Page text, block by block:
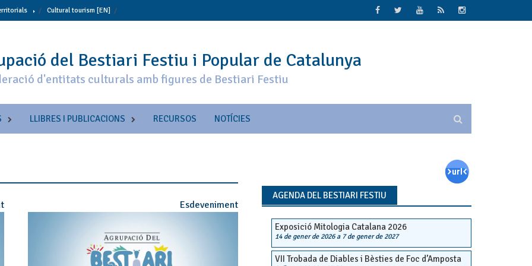
Cultural tourism [EN]
del Bestiari Festiu i Popular de Catalunya
d'entitats culturals amb figures de Bestiari Festiu
LLIBRES I PUBLICACIONS RECURSOS NOTÍCIES
Esdeveniment
AGENDA DEL BESTIARI FESTIU
Exposició Mitologia Catalana 2026
14 de gener de 2026a 7 de gener de 2027
VII Trobada de Diables i Bèsties de Foc d’Amposta